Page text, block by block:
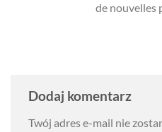
de nouvelles
Dodaj komentarz
Twój adres e-mail nie